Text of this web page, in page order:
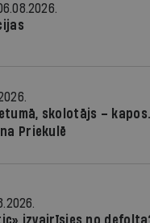
skolotājs – kapos.
Priekulē
izvairīsies no